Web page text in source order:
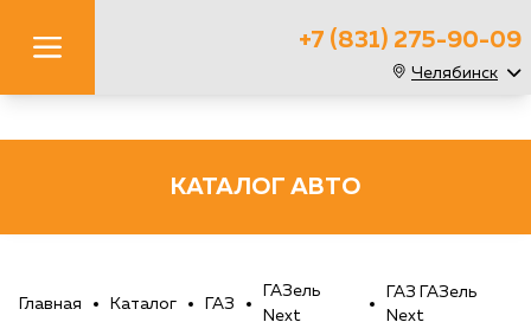
+7 (831) 275-90-09
Челябинск
КАТАЛОГ АВТО
Главная Каталог ГАЗ
ГАЗель
Next
ГАЗ ГАЗель
Next